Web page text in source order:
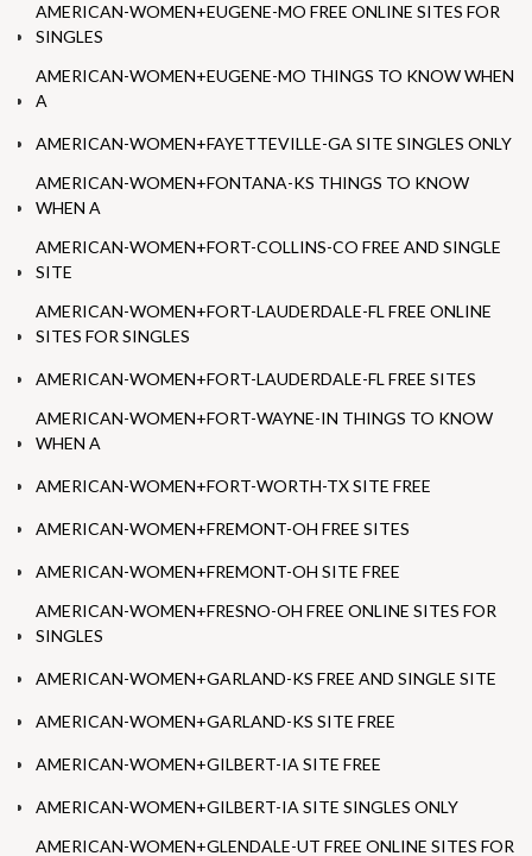
AMERICAN-WOMEN+EUGENE-MO FREE ONLINE SITES FOR
SINGLES
AMERICAN-WOMEN+EUGENE-MO THINGS TO KNOW WHEN
A
AMERICAN-WOMEN+FAYETTEVILLE-GA SITE SINGLES ONLY
AMERICAN-WOMEN+FONTANA-KS THINGS TO KNOW
WHEN A
AMERICAN-WOMEN+FORT-COLLINS-CO FREE AND SINGLE
SITE
AMERICAN-WOMEN+FORT-LAUDERDALE-FL FREE ONLINE
SITES FOR SINGLES
AMERICAN-WOMEN+FORT-LAUDERDALE-FL FREE SITES
AMERICAN-WOMEN+FORT-WAYNE-IN THINGS TO KNOW
WHEN A
AMERICAN-WOMEN+FORT-WORTH-TX SITE FREE
AMERICAN-WOMEN+FREMONT-OH FREE SITES
AMERICAN-WOMEN+FREMONT-OH SITE FREE
AMERICAN-WOMEN+FRESNO-OH FREE ONLINE SITES FOR
SINGLES
AMERICAN-WOMEN+GARLAND-KS FREE AND SINGLE SITE
AMERICAN-WOMEN+GARLAND-KS SITE FREE
AMERICAN-WOMEN+GILBERT-IA SITE FREE
AMERICAN-WOMEN+GILBERT-IA SITE SINGLES ONLY
AMERICAN-WOMEN+GLENDALE-UT FREE ONLINE SITES FOR